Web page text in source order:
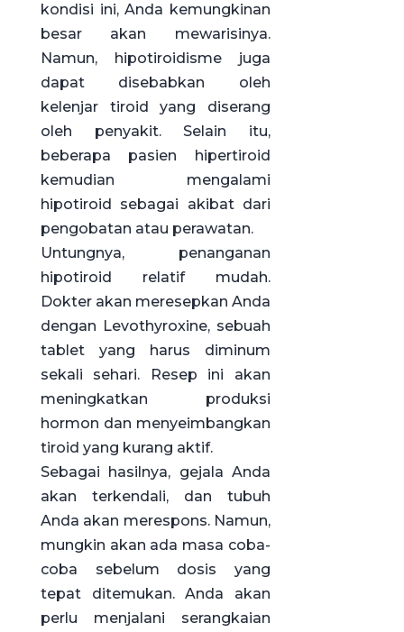
kondisi ini, Anda kemungkinan
besar akan mewarisinya.
Namun, hipotiroidisme juga
dapat disebabkan oleh
kelenjar tiroid yang diserang
oleh penyakit. Selain itu,
beberapa pasien hipertiroid
kemudian mengalami
hipotiroid sebagai akibat dari
pengobatan atau perawatan.
Untungnya, penanganan
hipotiroid relatif mudah.
Dokter akan meresepkan Anda
dengan Levothyroxine, sebuah
tablet yang harus diminum
sekali sehari. Resep ini akan
meningkatkan produksi
hormon dan menyeimbangkan
tiroid yang kurang aktif.
Sebagai hasilnya, gejala Anda
akan terkendali, dan tubuh
Anda akan merespons. Namun,
mungkin akan ada masa coba-
coba sebelum dosis yang
tepat ditemukan. Anda akan
perlu menjalani serangkaian